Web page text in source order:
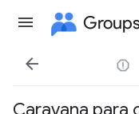

Caravana para